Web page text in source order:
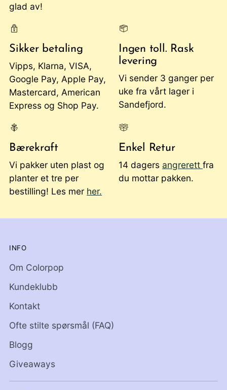
glad av!
Sikker betaling
Vipps, Klarna, VISA,
Google Pay, Apple Pay,
Mastercard, American
Express og Shop Pay.
Ingen toll. Rask
levering
Vi sender 3 ganger per
uke fra vårt lager i
Sandefjord.
Bærekraft
Vi pakker uten plast og
planter et tre per
bestilling! Les mer her.
Enkel Retur
14 dagers angrerett fra
du mottar pakken.
INFO
Om Colorpop
Kundeklubb
Kontakt
Ofte stilte spørsmål (FAQ)
Blogg
Giveaways